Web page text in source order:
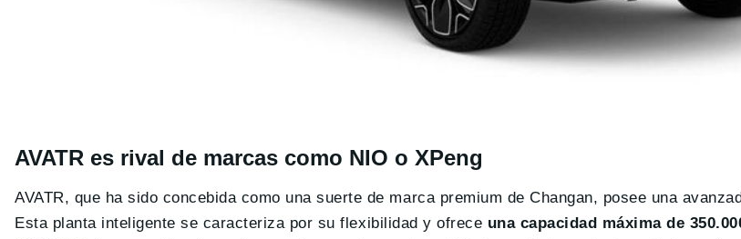
AVATR es rival de marcas como NIO o XPeng
AVATR, que ha sido concebida como una suerte de marca premium de Changan, posee una
Esta planta inteligente se caracteriza por su flexibilidad y ofrece una capacidad máxima de